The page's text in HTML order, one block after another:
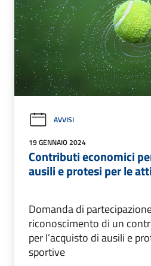
AVVISI
19 GENNAIO 2024
Contributi economici
ausili e protesi per le
Domanda di
riconoscimento di un
per l’acquisto di ausili e
sportive